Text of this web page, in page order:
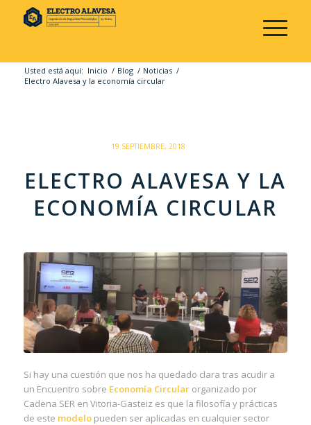
Usted está aquí: Inicio / Blog / Noticias /
Electro Alavesa y la economía circular
19 SEPTIEMBRE, 2018
/
ELECTRO ALAVESA Y LA
ECONOMÍA CIRCULAR
Si hay una cuestión que nos ha quedado clara tras acudir a
un Encuentro sobre Economía Circularorganizado por
Cadena SER en Vitoria-Gasteiz es que la filosofía y prácticas
de este modelopueden ser aplicadas en cualquier sector